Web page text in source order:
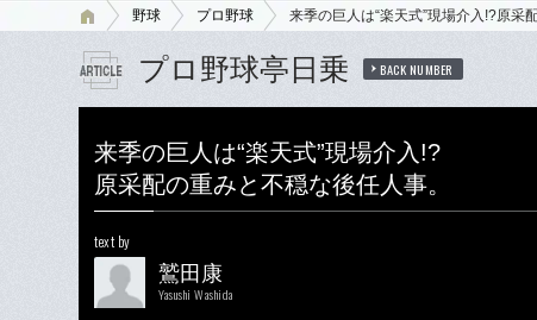
野球 プロ野球 来季の巨人は“楽天式”現場介入!?原采
プロ野球亭日乗 BACK NUMBER
来季の巨人は“楽天式”現場介入!?
原采配の重みと不穏な後任人事。
text by
鷲田康
Yasushi Washida